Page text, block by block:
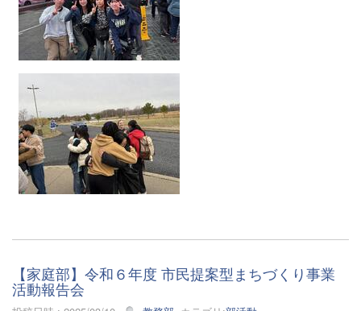
【家庭部】令和６年度 市民提案型まちづくり事業
活動報告会